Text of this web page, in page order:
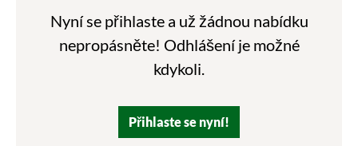
Nyní se přihlaste a už žádnou nabídku
nepropásněte! Odhlášení je možné
kdykoli.
Přihlaste se nyní!